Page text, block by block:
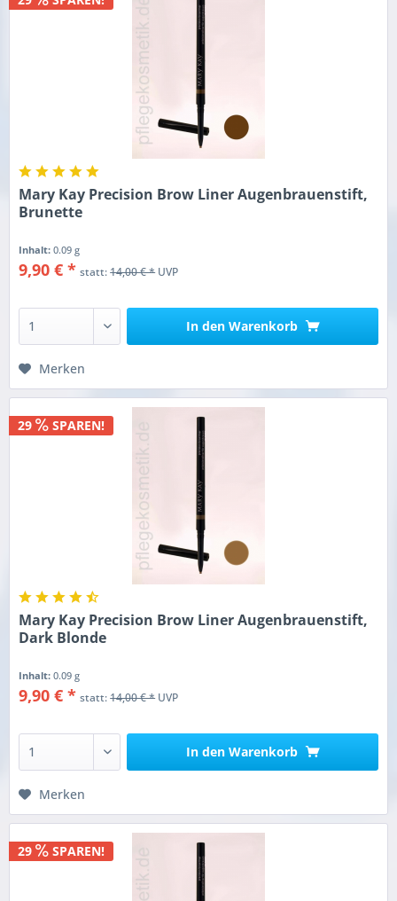
Mary Kay Precision Brow Liner Augenbrauenstift,
Brunette
Inhalt:0.09 g
9,90 € * statt:14,00 € *UVP
In den Warenkorb
Merken
29 SPAREN!
Mary Kay Precision Brow Liner Augenbrauenstift,
Dark Blonde
Inhalt:0.09 g
9,90 € * statt:14,00 € *UVP
In den Warenkorb
Merken
29 SPAREN!